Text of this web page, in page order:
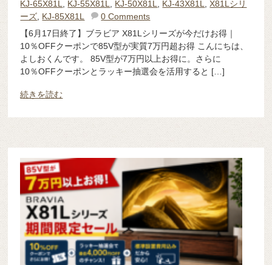
KJ-65X81L
KJ-55X81L KJ-50X81L KJ-43X81L ,X81Lシリ
ーズ KJ-85X81L
0 Comments
【6月17日終了】ブラビア X81Lシリーズが今だけお得｜
10％OFFクーポンで85V型が実質7万円超お得 こんにちは、
よしおくんです。 85V型が7万円以上お得に。さらに
10％OFFクーポンとラッキー抽選会を活用すると […]
続きを読む